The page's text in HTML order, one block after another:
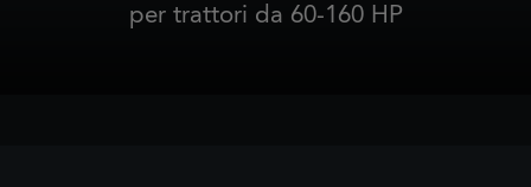
per trattori da 60-160 HP